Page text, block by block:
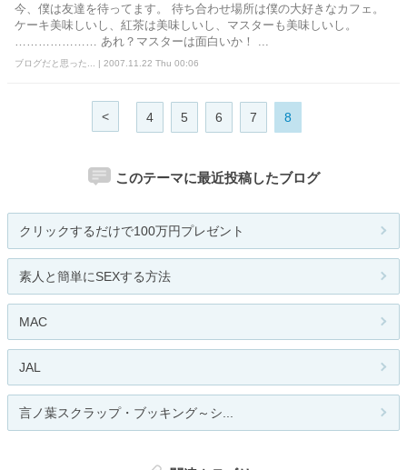
今、僕は友達を待ってます。 待ち合わせ場所は僕の大好きなカフェ。
ケーキ美味しいし、紅茶は美味しいし、マスターも美味しいし。
………………… あれ？マスターは面白いか！ ...
ブログだと思った... | 2007.11.22 Thu 00:06
< 4 5 6 7 8
このテーマに最近投稿したブログ
クリックするだけで100万円プレゼント
素人と簡単にSEXする方法
MAC
JAL
言ノ葉スクラップ・ブッキング～シ...